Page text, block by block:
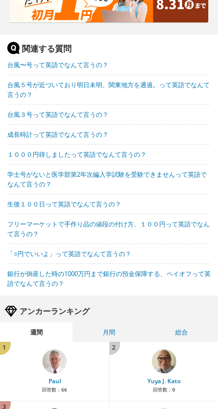
関連する質問
台風〜号って英語でなんて言うの？
台風５号が近づいており明日未明、関東地方を通過。って英語でなんて
言うの？
台風３号って英語でなんて言うの？
成長時計って英語でなんて言うの？
１０００円得しましたって英語でなんて言うの？
学士号がないと医学部第2年次編入学試験を受験できませんって英語で
なんて言うの？
生後１００日って英語でなんて言うの？
フリーマーケットで手作り品の値段の付け方、１００円って英語でなん
て言うの？
「○円でいいよ」って英語でなんて言うの？
銀行が倒産した時の1000万円まで銀行の預金保障する、ペイオフって英
語でなんて言うの？
アンカーランキング
週間 月間
総合
1
Paul
回答数： 66
2
Yuya J. Kato
回答数： 0
3